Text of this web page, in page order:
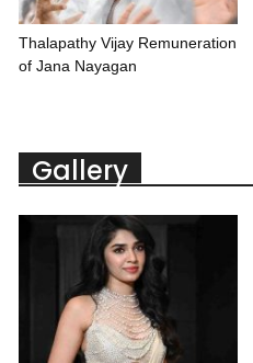
Thalapathy Vijay Remuneration
of Jana Nayagan
Gallery